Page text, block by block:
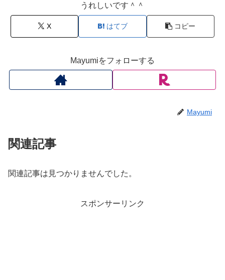
うれしいです＾＾
X はてブ コピー
Mayumiをフォローする
Mayumi
関連記事
関連記事は見つかりませんでした。
スポンサーリンク